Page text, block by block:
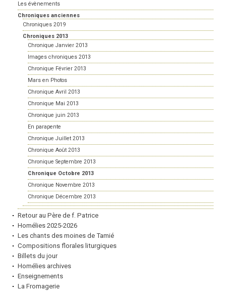
Les évènements
Chroniques anciennes
Chroniques 2019
Chroniques 2013
Chronique Janvier 2013
Images chroniques 2013
Chronique Février 2013
Mars en Photos
Chronique Avril 2013
Chronique Mai 2013
Chronique juin 2013
En parapente
Chronique Juillet 2013
Chronique Août 2013
Chronique Septembre 2013
Chronique Octobre 2013
Chronique Novembre 2013
Chronique Décembre 2013
Retour au Père de f. Patrice
Homélies 2025-2026
Les chants des moines de Tamié
Compositions florales liturgiques
Billets du jour
Homélies archives
Enseignements
La Fromagerie